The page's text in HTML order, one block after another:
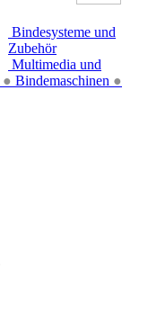
Bindesysteme und
Zubehör
● Bindemaschinen ●
Multimedia und